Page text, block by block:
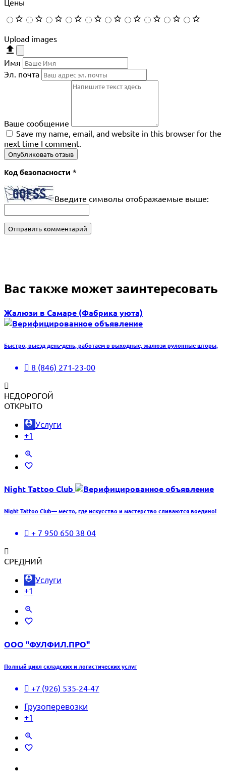
Цены
Upload images
Имя
Эл. почта
Ваше сообщение
Save my name, email, and website in this browser for the
next time I comment.
Опубликовать отзыв
Код безопасности *
Введите символы отображаемые выше:
Вас также может заинтересовать
Жалюзи в Самаре (Фабрика уюта)
Быстро, выезд день-день, работаем в выходные, жалюзи рулонные шторы,
8 (846) 271-23-00
НЕДОРОГОЙ
ОТКРЫТО
Услуги
+1
Night Tattoo Club
Night Tattoo Club— место, где искусство и мастерство сливаются воедино!
+ 7 950 650 38 04
СРЕДНИЙ
Услуги
+1
ООО "ФУЛФИЛ.ПРО"
Полный цикл складских и логистических услуг
+7 (926) 535-24-47
Грузоперевозки
+1